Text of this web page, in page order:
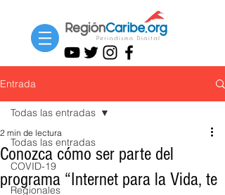
Entrada
Todas las entradas
COVID-19
Regionales
Todas las entradas
Conozca cómo ser parte del
programa “Internet para la Vida, te
2 min de lectura